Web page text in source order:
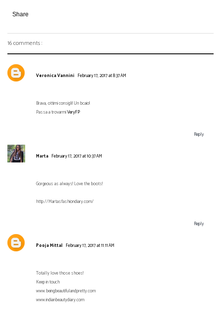
Share
16 comments :
Veronica Vannini February 17, 2017 at 8:37 AM
Brava, ottimi consigli! Un bcaio!
Passa a trovarmiVeryFP
Reply
Marta February 17, 2017 at 10:37 AM
Gorgeous as always! Love the boots!
http://Martasfashiondiary.com/
Reply
Pooja Mittal February 17, 2017 at 11:11 AM
Totally love those shoes!
Keep in touch
www.beingbeautifulandpretty.com
www.indianbeautydiary.com